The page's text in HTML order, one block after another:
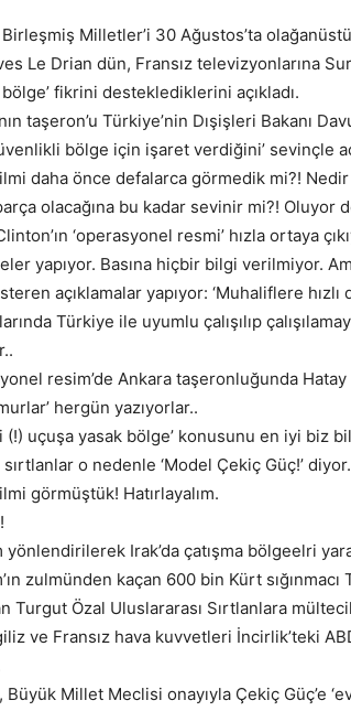
Milletler’i 30 Ağustos’ta
Le Drian dün, Fransız televizyonlarına
fikrini desteklediklerini açıkladı.
taşeron’u Türkiye’nin Dışişleri Bakanı
bölge için işaret verdiğini’ sevinçle
daha önce defalarca görmedik mi?!
olacağına bu kadar sevinir mi?! Oluyor
‘operasyonel resmi’ hızla ortaya
yapıyor. Basına hiçbir bilgi verilmiyor.
açıklamalar yapıyor: ‘Muhaliflere
Türkiye ile uyumlu çalışılıp
resim’de Ankara taşeronluğunda Hatay
hergün yazıyorlar..
(!) uçuşa yasak bölge’ konusunu en iyi biz
o nedenle ‘Model Çekiç Güç!’ diyor.
görmüştük! Hatırlayalım.
yönlendirilerek Irak’da çatışma bölgeelri
zulmünden kaçan 600 bin Kürt sığınmacı
Turgut Özal Uluslararası Sırtlanlara
ve Fransız hava kuvvetleri İncirlik’teki
Millet Meclisi onayıyla Çekiç Güç’e